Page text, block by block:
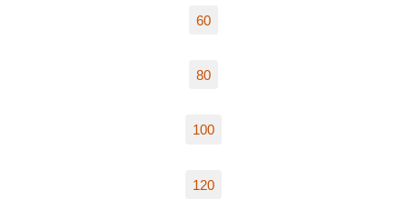
60
80
100
120